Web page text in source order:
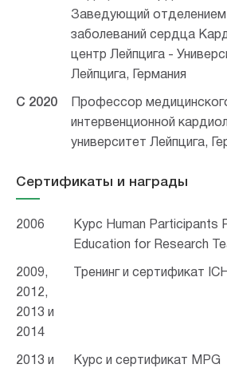
Заведующий отделением
заболеваний сердца
центр Лейпцига -
Лейпцига, Германия
С 2020
Профессор
интервенционной
университет Лейпцига,
Сертификаты и награды
2006
Курс Human Participants
Education for Research
2009,
2012,
2013 и
2014
Тренинг и сертификат
2013 и
Курс и сертификат MPG